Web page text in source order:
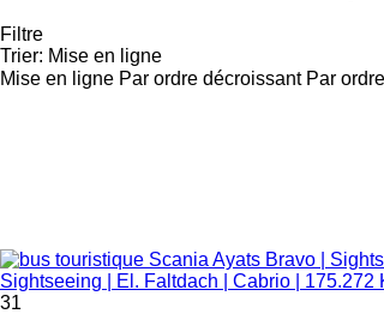
Filtre
Trier: Mise en ligne
Mise en ligne Par ordre décroissant Par
Sightseeing | El. Faltdach | Cabrio | 175.272
31